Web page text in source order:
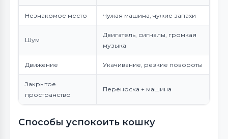
Незнакомое место Чужая машина, чужие запахи
Шум
Двигатель, сигналы, громкая
музыка
Движение Укачивание, резкие повороты
Закрытое
пространство
Переноска + машина
Способы успокоить кошку